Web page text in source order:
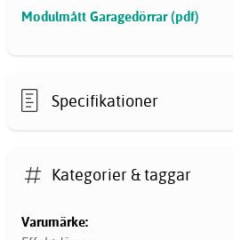
Modulmått Garagedörrar (pdf)
Specifikationer
Kategorier & taggar
Varumärke: